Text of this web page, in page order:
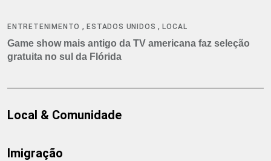
ENTRETENIMENTO ,ESTADOS UNIDOS ,LOCAL
Game show mais antigo da TV americana faz seleção
gratuita no sul da Flórida
Local & Comunidade
Imigração